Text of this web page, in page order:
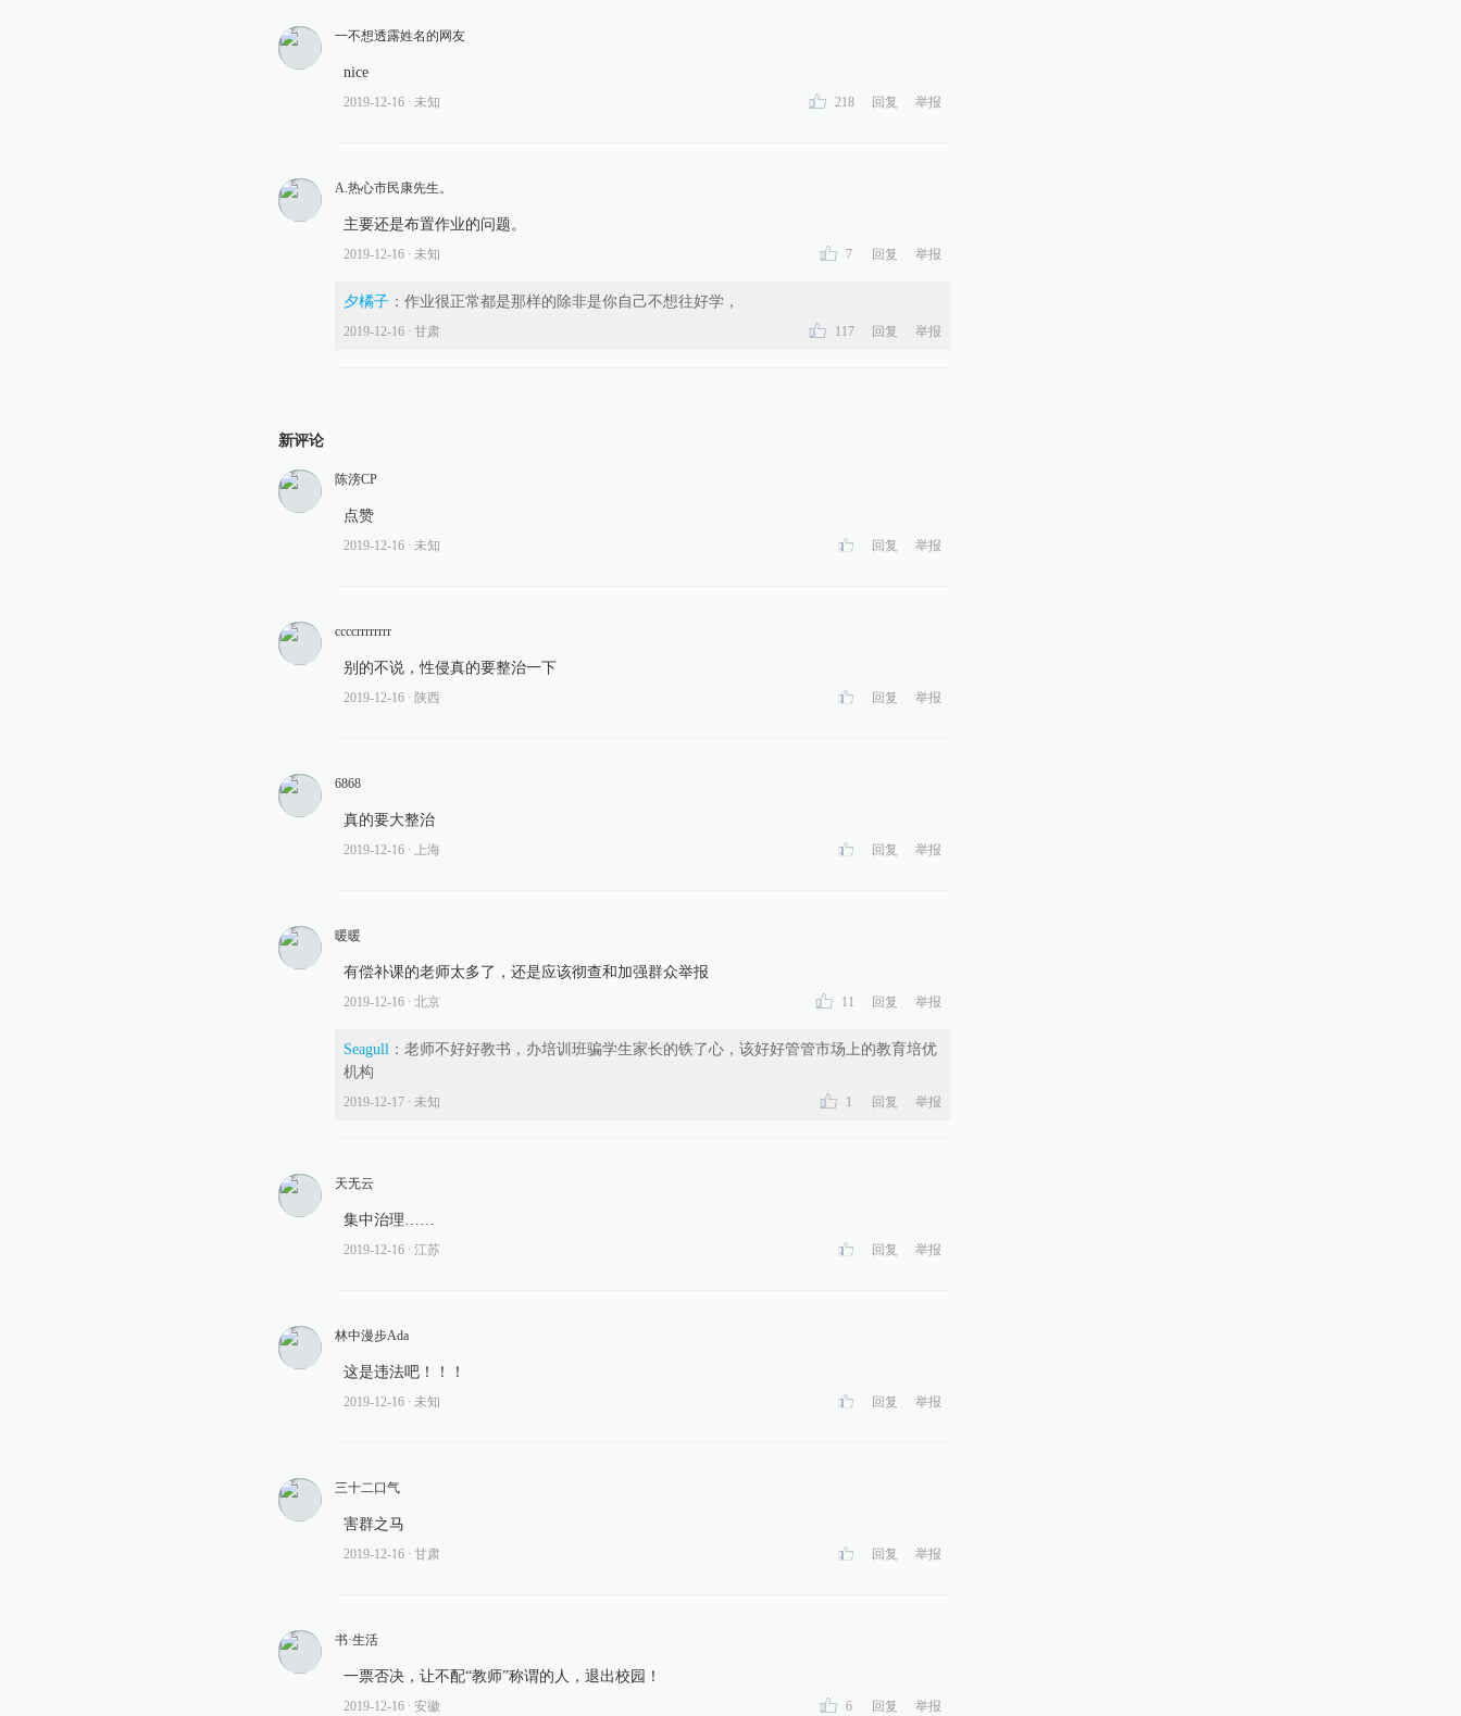
一不想透露姓名的网友
nice
2019-12-16 ∙ 未知 218 回复 举报
A.热心市民康先生。
主要还是布置作业的问题。
2019-12-16 ∙ 未知 7 回复 举报
夕橘子 ： 作业很正常都是那样的除非是你自己不想往好学，
2019-12-16 ∙ 甘肃 117 回复 举报
新评论
陈滂CP
点赞
2019-12-16 ∙ 未知 回复 举报
ccccrrrrrrrr
别的不说，性侵真的要整治一下
2019-12-16 ∙ 陕西 回复 举报
6868
真的要大整治
2019-12-16 ∙ 上海 回复 举报
暖暖
有偿补课的老师太多了，还是应该彻查和加强群众举报
2019-12-16 ∙ 北京 11 回复 举报
Seagull ： 老师不好好教书，办培训班骗学生家长的铁了心，该好好管管市场上的教育培优
机构
2019-12-17 ∙ 未知 1 回复 举报
天无云
集中治理……
2019-12-16 ∙ 江苏 回复 举报
林中漫步Ada
这是违法吧！！！
2019-12-16 ∙ 未知 回复 举报
三十二口气
害群之马
2019-12-16 ∙ 甘肃 回复 举报
书·生活
一票否决，让不配“教师”称谓的人，退出校园！
2019-12-16 ∙ 安徽 6 回复 举报